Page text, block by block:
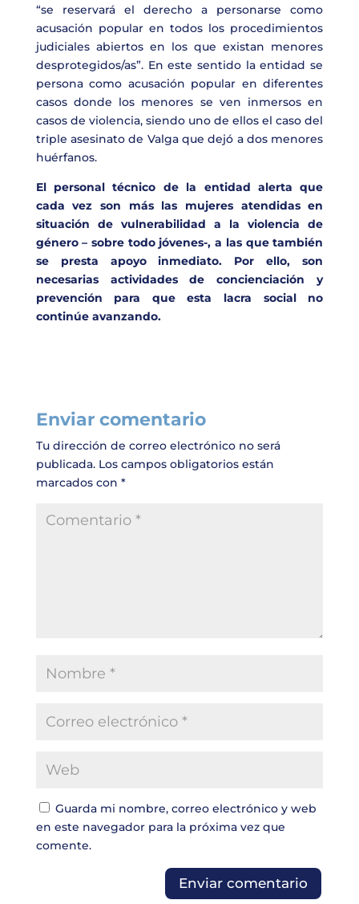
“se reservará el derecho a personarse como
acusación popular en todos los procedimientos
judiciales abiertos en los que existan menores
desprotegidos/as”. En este sentido la entidad se
persona como acusación popular en diferentes
casos donde los menores se ven inmersos en
casos de violencia, siendo uno de ellos el caso del
triple asesinato de Valga que dejó a dos menores
huérfanos.
El personal técnico de la entidad alerta que
cada vez son más las mujeres atendidas en
situación de vulnerabilidad a la violencia de
género – sobre todo jóvenes-, a las que también
se presta apoyo inmediato. Por ello, son
necesarias actividades de concienciación y
prevención para que esta lacra social no
continúe avanzando.
Enviar comentario
Tu dirección de correo electrónico no será
publicada. Los campos obligatorios están
marcados con *
Guarda mi nombre, correo electrónico y web
en este navegador para la próxima vez que
comente.